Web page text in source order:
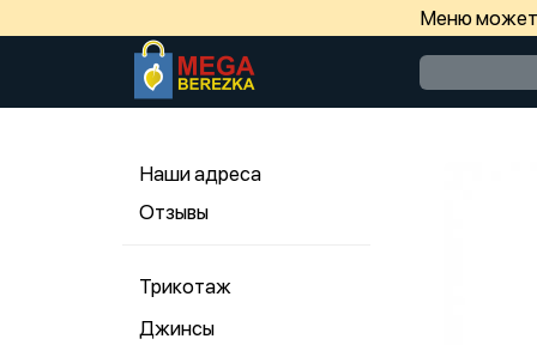
Меню может
Наши адреса
Отзывы
Трикотаж
Джинсы